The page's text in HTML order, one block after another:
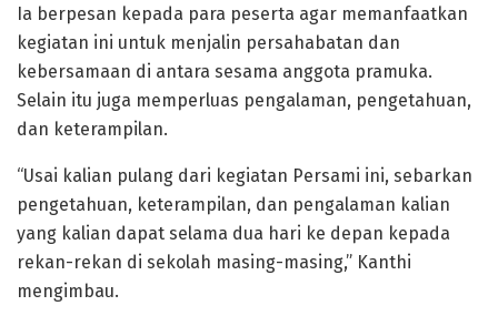
Ia berpesan kepada para peserta agar memanfaatkan
kegiatan ini untuk menjalin persahabatan dan
kebersamaan di antara sesama anggota pramuka.
Selain itu juga memperluas pengalaman, pengetahuan,
dan keterampilan.
“Usai kalian pulang dari kegiatan Persami ini, sebarkan
pengetahuan, keterampilan, dan pengalaman kalian
yang kalian dapat selama dua hari ke depan kepada
rekan-rekan di sekolah masing-masing,” Kanthi
mengimbau.